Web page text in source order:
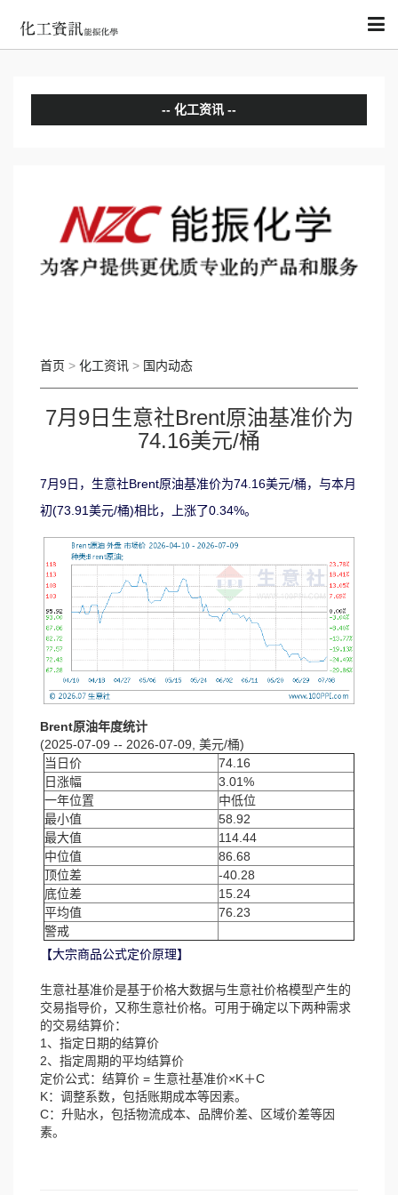
化工资讯
国际动态
首页 > 化工资讯 > 国内动态
7月9日生意社Brent原油基准价为
74.16美元/桶
7月9日，生意社Brent原油基准价为74.16美元/桶，与本月
初(73.91美元/桶)相比，上涨了0.34%。
Brent原油年度统计
(2025-07-09 -- 2026-07-09, 美元/桶)
当日价
74.16
日涨幅
3.01%
一年位置
中低位
最小值
58.92
最大值
114.44
中位值
86.68
顶位差
-40.28
底位差
15.24
平均值
76.23
警戒
【大宗商品公式定价原理】
生意社基准价是基于价格大数据与生意社价格模型产生的
交易指导价，又称生意社价格。可用于确定以下两种需求
的交易结算价：
1、指定日期的结算价
2、指定周期的平均结算价
定价公式：结算价 = 生意社基准价×K＋C
K：调整系数，包括账期成本等因素。
C：升贴水，包括物流成本、品牌价差、区域价差等因
素。